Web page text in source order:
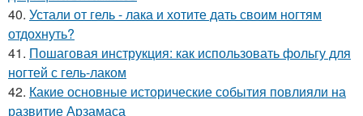
40. Устали от гель - лака и хотите дать своим ногтям
отдохнуть?
41. Пошаговая инструкция: как использовать фольгу для
ногтей с гель-лаком
42. Какие основные исторические события повлияли на
развитие Арзамаса